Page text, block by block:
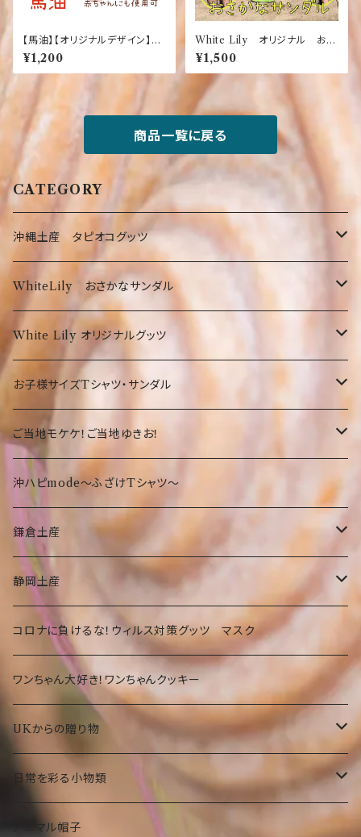
【馬油】【オリジナルデザイン】
【サンセット】【オレンジスイート
の香り】ナチュラルオイル マル
チバーム20g（化粧用オイル）
¥1,200
White Lily オリジナル おさ
かなサンダル 【大人気】【履き心
地抜群】【沖縄】【湘南】【鎌倉】
【修善寺】【伊豆】
¥1,500
商品一覧に戻る
CATEGORY
沖縄土産 タピオコグッツ
沖縄限定Tシャツ
弊社オリジナルTシャツ
オリオンTシャツ
沖縄限定Tシャツ
お菓子・食品
お菓子
食品・飲料
沖縄の守り神！シーサー☆
沖縄限定☆ゆきお
沖縄限定小物類
タオル
カバン
オリオンビールグッツ
Tシャツ
タオル
WhiteLily おさかなサンダル
お魚サンダル
White Lily オリジナルグッツ
Tシャツ
沖縄
鎌倉
小物
お子様サイズTシャツ・サンダル
サンダル
Tシャツ
ご当地モケケ！ご当地ゆきお！
東京
神奈川
静岡
部活
期間限定
沖縄限定 ゆきお
部活ゆきお
お守りゆきお
沖ハピmode～ふざけTシャツ～
鎌倉土産
お菓子・食品
洋菓子
和菓子
Tシャツ
大仏グッツ
静岡土産
お菓子・食品
洋菓子
和菓子
プリザーブドフラワー
名画、絵画アート小物
傘
トートバック
コロナに負けるな！ウィルス対策グッツ マスク
ワンちゃん大好き！ワンちゃんクッキー
UKからの贈り物
お菓子
ピーターラビット
日常を彩る小物類
マグネット
アニマル帽子